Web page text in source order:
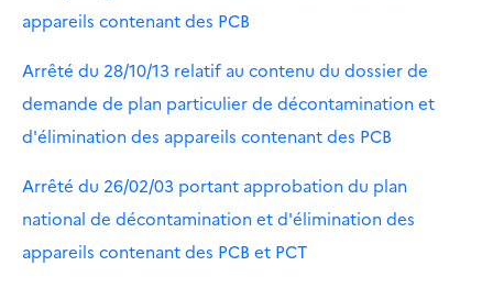
appareils contenant des PCB
Arrêté du 28/10/13 relatif au contenu du dossier de
demande de plan particulier de décontamination et
d'élimination des appareils contenant des PCB
Arrêté du 26/02/03 portant approbation du plan
national de décontamination et d'élimination des
appareils contenant des PCB et PCT